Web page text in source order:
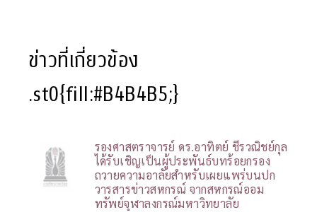
ข่าวที่เกี่ยวข้อง
.st0{fill:#B4B4B5;}
รองศาสตราจารย์ ดร.อาทิตย์ ชีรวณิชย์กุล
ได้รับเชิญเป็นผู้ประพันธ์บทร้อยกรอง
ถวายความอาลัยสำหรับเผยแพร่บนปก
วารสารข่าวสหกรณ์ จากสหกรณ์ออม
ทรัพย์จุฬาลงกรณ์มหาวิทยาลัย